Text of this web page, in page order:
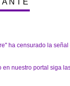
ha censurado la señal
en nuestro portal siga